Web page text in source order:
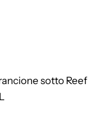
sotto Reef